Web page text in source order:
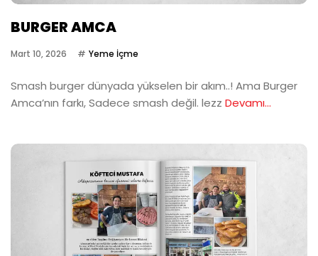
BURGER AMCA
Mart 10, 2026 Yeme İçme
Smash burger dünyada yükselen bir akım..! Ama Burger
Amca’nın farkı, Sadece smash değil. lezz Devamı...